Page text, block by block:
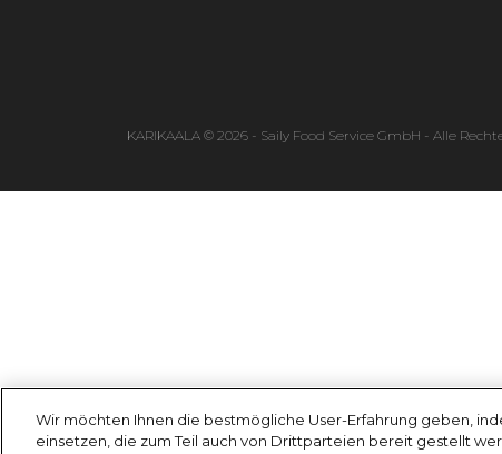
KARIKAALA © 2026 - Saily Food Service GmbH - Alle
Wir möchten Ihnen die bestmögliche User-Erfahrung geben,
einsetzen, die zum Teil auch von Drittparteien bereit gestellt